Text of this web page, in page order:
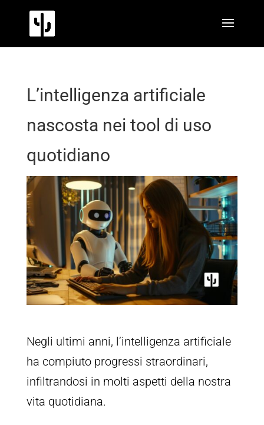
L’intelligenza artificiale
nascosta nei tool di uso
quotidiano
Negli ultimi anni, l’intelligenza artificiale
ha compiuto progressi straordinari,
infiltrandosi in molti aspetti della nostra
vita quotidiana.